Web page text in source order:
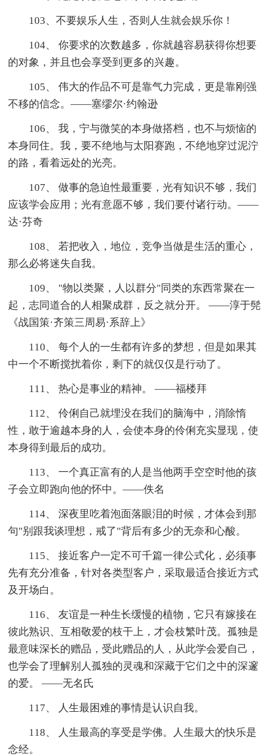
103、不要娱乐人生，否则人生就会娱乐你！
104、 你要求的次数越多，你就越容易获得你想要
的对象，并且也会享受到更多的兴趣。
105、 伟大的作品不可是靠气力完成，更是靠刚强
不移的信念。——塞缪尔·约翰逊
106、 我，宁与微笑的本身做搭档，也不与烦恼的
本身同住。我，要不绝地与太阳赛跑，不绝地穿过泥泞
的路，看着远处的光亮。
107、 做事的急迫性最重要，光有知识不够，我们
应该学会应用；光有意愿不够，我们要付诸行动。——
达·芬奇
108、 若把收入，地位，竞争当做是生活的重心，
那么必将迷失自我。
109、 "物以类聚，人以群分"同类的东西常聚在一
起，志同道合的人相聚成群，反之就分开。 ——淳于髡
《战国策·齐策三周易·系辞上》
110、 每个人的一生都有许多的梦想，但是如果其
中一个不断搅扰着你，剩下的就仅仅是行动了。
111、 热心是事业的精神。 ——福楼拜
112、 伶俐自己就埋没在我们的脑海中，消除惰
性，敢于逾越本身的人，会使本身的伶俐充实显现，使
本身得到最后的成功。
113、 一个真正富有的人是当他两手空空时他的孩
子会立即跑向他的怀中。——佚名
114、 深夜里吃着泡面落眼泪的时候，才体会到那
句"别跟我谈理想，戒了"背后有多少的无奈和心酸。
115、 接近客户一定不可千篇一律公式化，必须事
先有充分准备，针对各类型客户，采取最适合接近方式
及开场白。
116、 友谊是一种生长缓慢的植物，它只有嫁接在
彼此熟识、互相敬爱的枝干上，才会枝繁叶茂。孤独是
最意味深长的赠品，受此赠品的人，从此学会爱自己，
也学会了理解别人孤独的灵魂和深藏于它们之中的深邃
的爱。 ——无名氏
117、 人生最困难的事情是认识自我。
118、 人生最高的享受是学佛。人生最大的快乐是
念经。